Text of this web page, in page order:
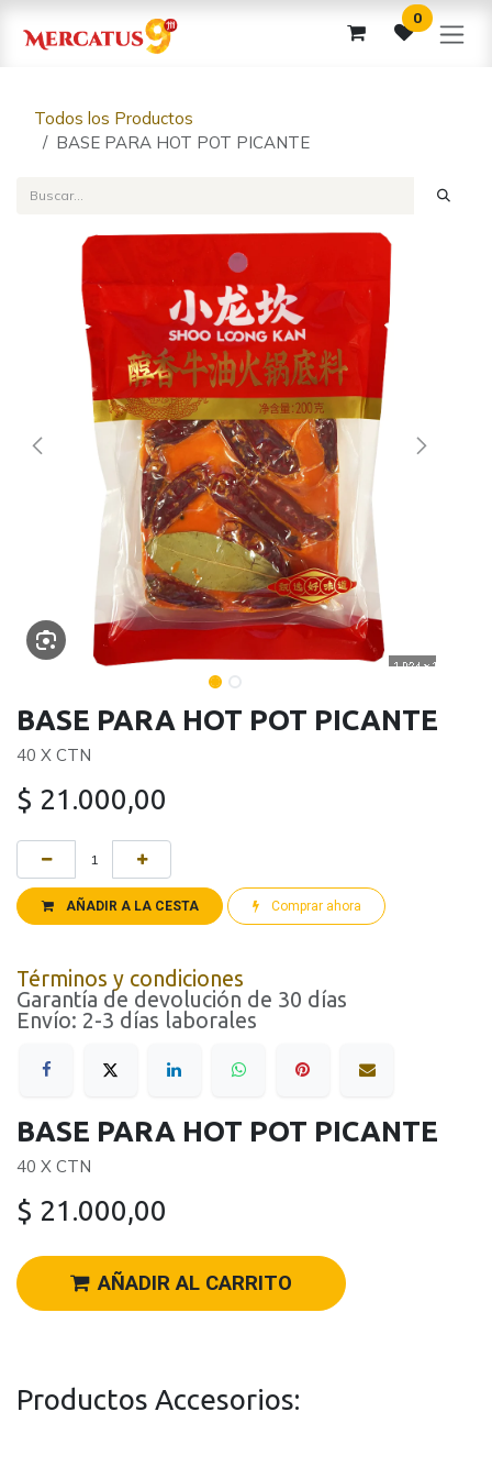
0
Todos los Productos
BASE PARA HOT POT PICANTE
BASE PARA HOT POT PICANTE
40 X CTN
$ 21.000,00
AÑADIR A LA CESTA Comprar ahora
Términos y condiciones
Garantía de devolución de 30 días
Envío: 2-3 días laborales
BASE PARA HOT POT PICANTE
40 X CTN
$ 21.000,00
AÑADIR AL CARRITO
Productos Accesorios: